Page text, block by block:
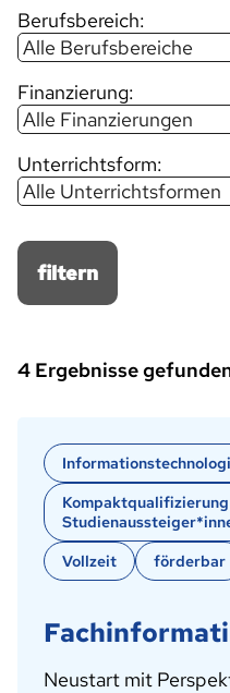
Berufsbereich:
Finanzierung:
Unterrichtsform:
filtern
4 Ergebnisse
Vollzeit
förderbar
Neustart mit